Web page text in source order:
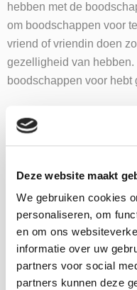
Deze website maakt
We gebruiken cookies
personaliseren, om
en om ons
informatie over uw
partners voor social
partners kunnen deze
hebben met de
om boodschappen voor
vriend of vriendin doen
gezelligheid van
boodschappen voor hebt
Wat moet je
Ben je behulpzaam,
Wil
stage